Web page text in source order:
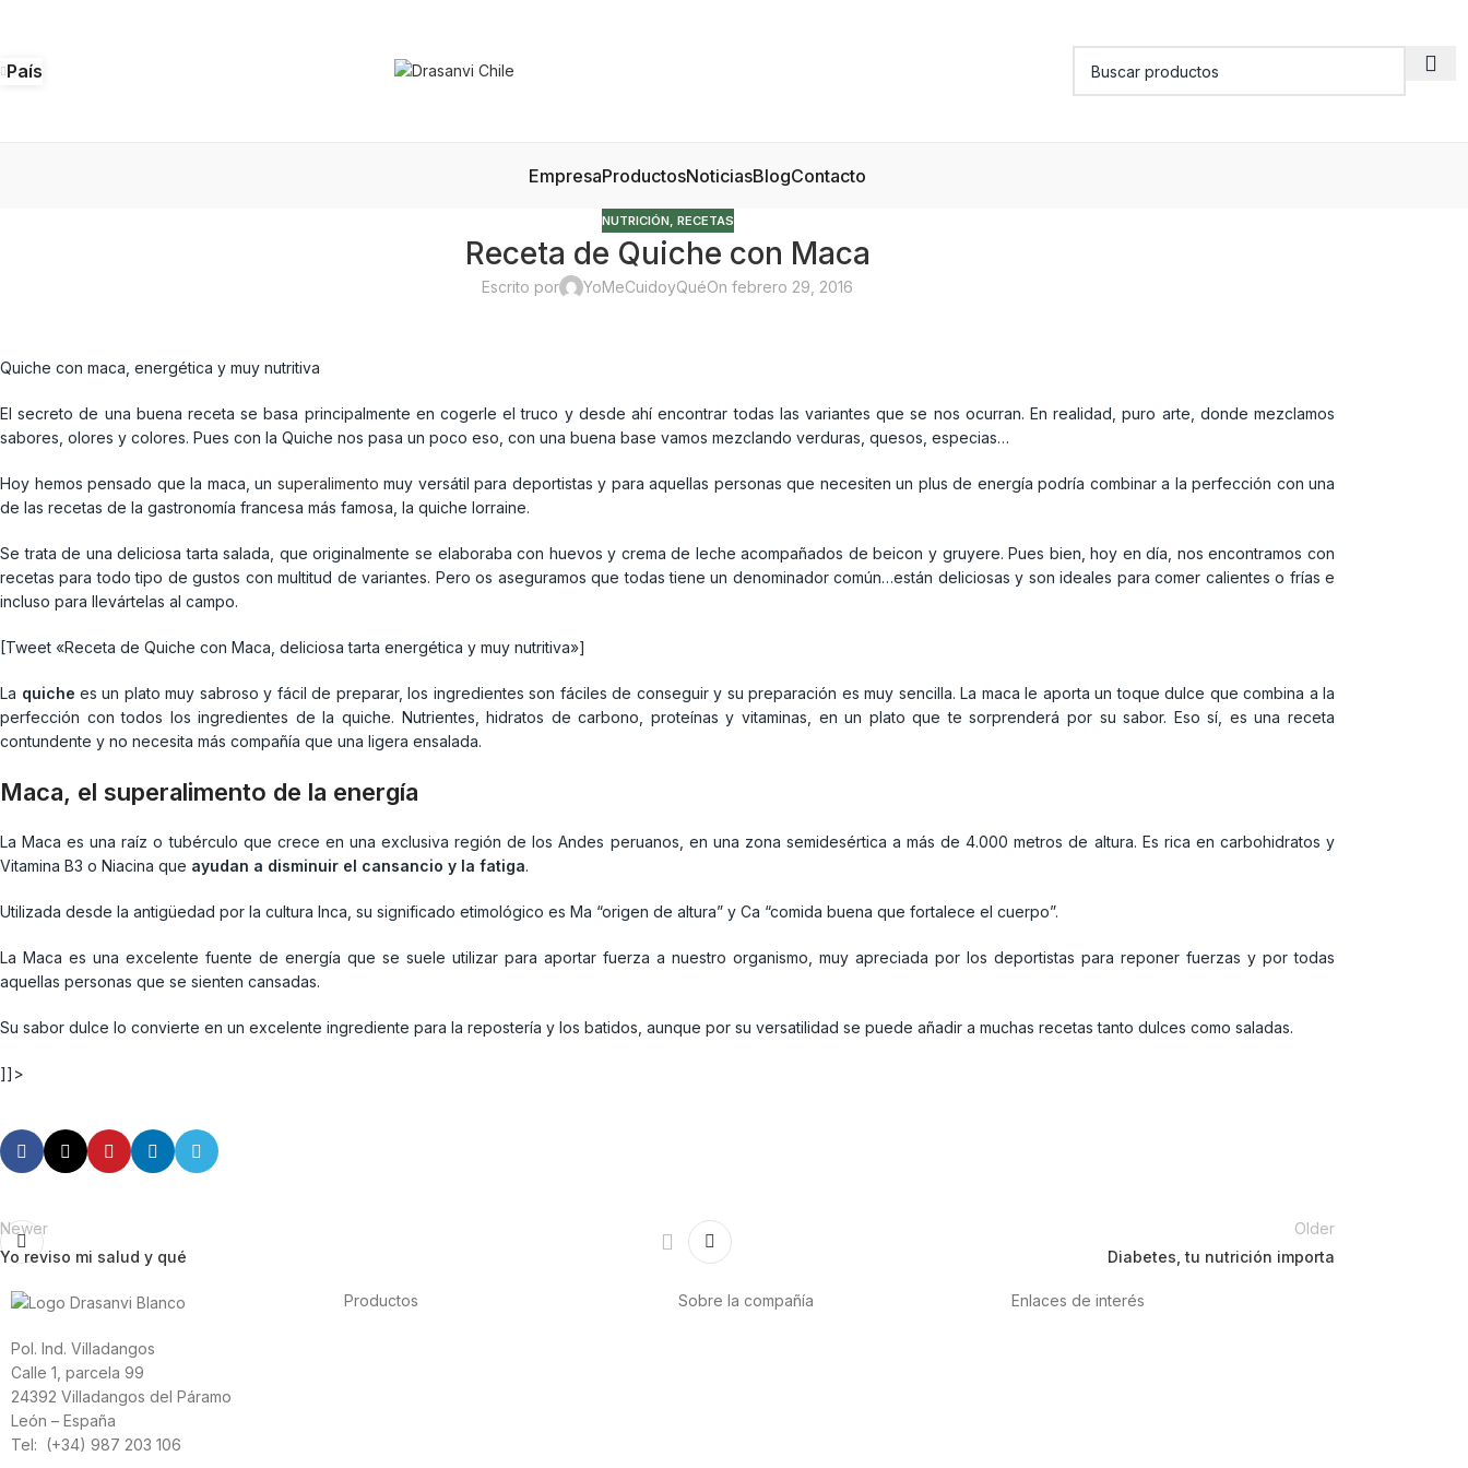
País
EmpresaProductosNoticiasBlogContacto
NUTRICIÓN, RECETAS
Receta de Quiche con Maca
Escrito por YoMeCuidoyQuéOn febrero 29, 2016
Quiche con maca, energética y muy nutritiva
El secreto de una buena receta se basa principalmente en cogerle el truco y desde ahí encontrar todas las variantes que se nos ocurran. En realidad, puro arte, donde mezclamos
sabores, olores y colores. Pues con la Quiche nos pasa un poco eso, con una buena base vamos mezclando verduras, quesos, especias…
Hoy hemos pensado que la maca, un superalimento muy versátil para deportistas y para aquellas personas que necesiten un plus de energía podría combinar a la perfección con una
de las recetas de la gastronomía francesa más famosa, la quiche lorraine.
Se trata de una deliciosa tarta salada, que originalmente se elaboraba con huevos y crema de leche acompañados de beicon y gruyere. Pues bien, hoy en día, nos encontramos con
recetas para todo tipo de gustos con multitud de variantes. Pero os aseguramos que todas tiene un denominador común…están deliciosas y son ideales para comer calientes o frías e
incluso para llevártelas al campo.
[Tweet «Receta de Quiche con Maca, deliciosa tarta energética y muy nutritiva»]
La quiche es un plato muy sabroso y fácil de preparar, los ingredientes son fáciles de conseguir y su preparación es muy sencilla. La maca le aporta un toque dulce que combina a la
perfección con todos los ingredientes de la quiche. Nutrientes, hidratos de carbono, proteínas y vitaminas, en un plato que te sorprenderá por su sabor. Eso sí, es una receta
contundente y no necesita más compañía que una ligera ensalada.
Maca, el superalimento de la energía
La Maca es una raíz o tubérculo que crece en una exclusiva región de los Andes peruanos, en una zona semidesértica a más de 4.000 metros de altura. Es rica en carbohidratos y
Vitamina B3 o Niacina que ayudan a disminuir el cansancio y la fatiga.
Utilizada desde la antigüedad por la cultura Inca, su significado etimológico es Ma “origen de altura” y Ca “comida buena que fortalece el cuerpo”.
La Maca es una excelente fuente de energía que se suele utilizar para aportar fuerza a nuestro organismo, muy apreciada por los deportistas para reponer fuerzas y por todas
aquellas personas que se sienten cansadas.
Su sabor dulce lo convierte en un excelente ingrediente para la repostería y los batidos, aunque por su versatilidad se puede añadir a muchas recetas tanto dulces como saladas.
]]>
Newer
Yo reviso mi salud y qué
Older
Diabetes, tu nutrición importa
Pol. Ind. Villadangos
Calle 1, parcela 99
24392 Villadangos del Páramo
León – España
Tel: (+34) 987 203 106
Productos Sobre la compañía Enlaces de interés